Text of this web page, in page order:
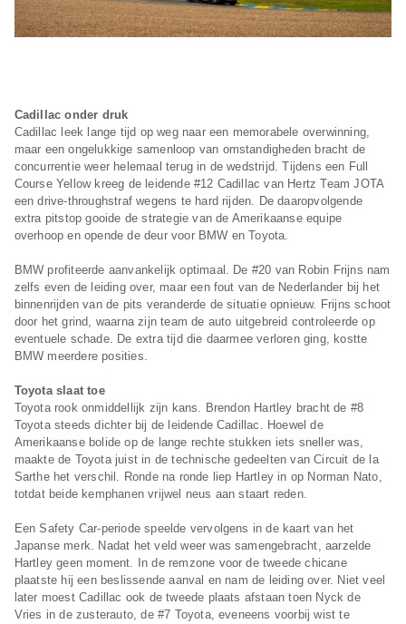
Cadillac onder druk
Cadillac leek lange tijd op weg naar een memorabele overwinning,
maar een ongelukkige samenloop van omstandigheden bracht de
concurrentie weer helemaal terug in de wedstrijd. Tijdens een Full
Course Yellow kreeg de leidende #12 Cadillac van Hertz Team JOTA
een drive-throughstraf wegens te hard rijden. De daaropvolgende
extra pitstop gooide de strategie van de Amerikaanse equipe
overhoop en opende de deur voor BMW en Toyota.
BMW profiteerde aanvankelijk optimaal. De #20 van Robin Frijns nam
zelfs even de leiding over, maar een fout van de Nederlander bij het
binnenrijden van de pits veranderde de situatie opnieuw. Frijns schoot
door het grind, waarna zijn team de auto uitgebreid controleerde op
eventuele schade. De extra tijd die daarmee verloren ging, kostte
BMW meerdere posities.
Toyota slaat toe
Toyota rook onmiddellijk zijn kans. Brendon Hartley bracht de #8
Toyota steeds dichter bij de leidende Cadillac. Hoewel de
Amerikaanse bolide op de lange rechte stukken iets sneller was,
maakte de Toyota juist in de technische gedeelten van Circuit de la
Sarthe het verschil. Ronde na ronde liep Hartley in op Norman Nato,
totdat beide kemphanen vrijwel neus aan staart reden.
Een Safety Car-periode speelde vervolgens in de kaart van het
Japanse merk. Nadat het veld weer was samengebracht, aarzelde
Hartley geen moment. In de remzone voor de tweede chicane
plaatste hij een beslissende aanval en nam de leiding over. Niet veel
later moest Cadillac ook de tweede plaats afstaan toen Nyck de
Vries in de zusterauto, de #7 Toyota, eveneens voorbij wist te